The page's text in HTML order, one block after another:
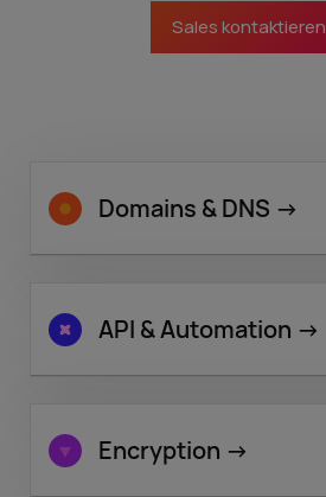
Sales kontaktieren
Domains & DNS ->
API & Automation ->
Encryption ->